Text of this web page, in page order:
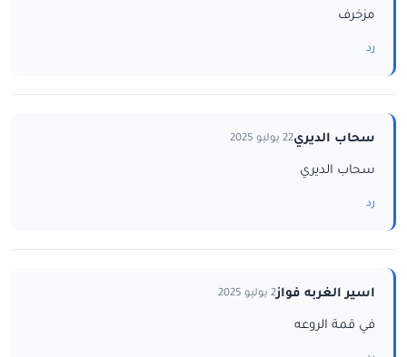
مزخرف
رد
سحاب الديري22 يوليو 2025
سحاب الديري
رد
اسير الغربه فواز2 يوليو 2025
في قمة الروعه